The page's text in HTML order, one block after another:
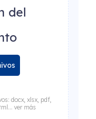
del
docx, xlsx, pdf,
ver más